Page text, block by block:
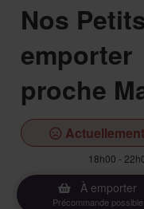
Nos
emporter
proche
18h00 -
À emporter
Précommande possible